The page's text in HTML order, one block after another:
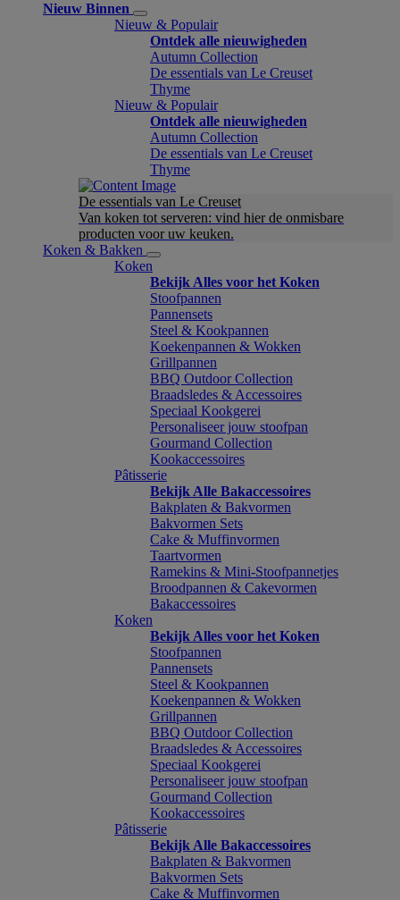
Nieuw Binnen
Nieuw & Populair
Ontdek alle nieuwigheden
Autumn Collection
De essentials van Le Creuset
Thyme
Nieuw & Populair
Ontdek alle nieuwigheden
Autumn Collection
De essentials van Le Creuset
Thyme
De essentials van Le Creuset
Van koken tot serveren: vind hier de onmisbare
producten voor uw keuken.
Koken & Bakken
Koken
Bekijk Alles voor het Koken
Stoofpannen
Pannensets
Steel & Kookpannen
Koekenpannen & Wokken
Grillpannen
BBQ Outdoor Collection
Braadsledes & Accessoires
Speciaal Kookgerei
Personaliseer jouw stoofpan
Gourmand Collection
Kookaccessoires
Pâtisserie
Bekijk Alle Bakaccessoires
Bakplaten & Bakvormen
Bakvormen Sets
Cake & Muffinvormen
Taartvormen
Ramekins & Mini-Stoofpannetjes
Broodpannen & Cakevormen
Bakaccessoires
Koken
Bekijk Alles voor het Koken
Stoofpannen
Pannensets
Steel & Kookpannen
Koekenpannen & Wokken
Grillpannen
BBQ Outdoor Collection
Braadsledes & Accessoires
Speciaal Kookgerei
Personaliseer jouw stoofpan
Gourmand Collection
Kookaccessoires
Pâtisserie
Bekijk Alle Bakaccessoires
Bakplaten & Bakvormen
Bakvormen Sets
Cake & Muffinvormen